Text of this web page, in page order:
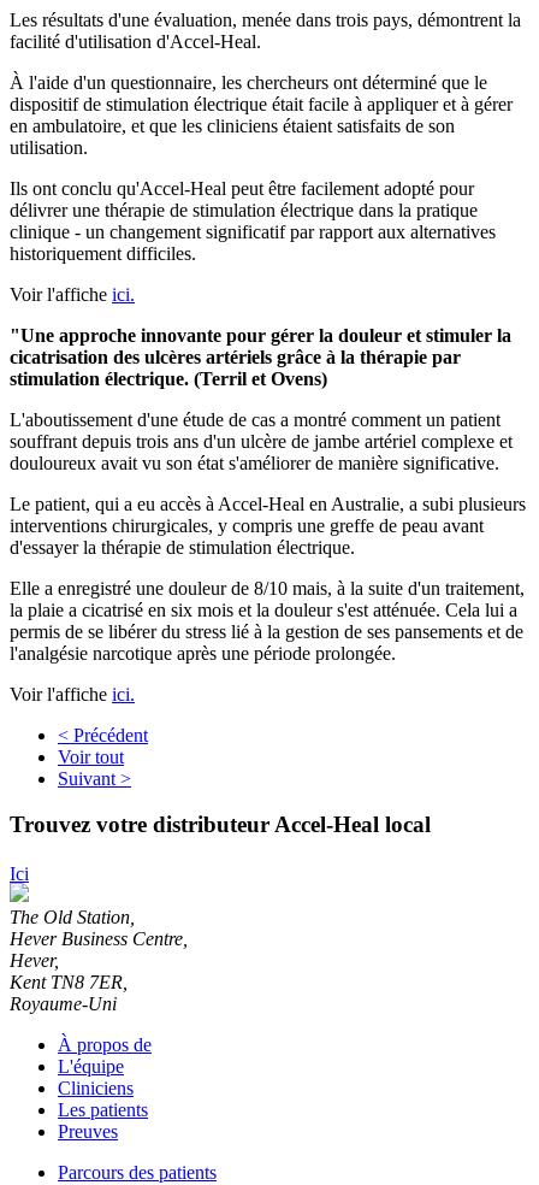
Les résultats d'une évaluation, menée dans trois pays, démontrent la
facilité d'utilisation d'Accel-Heal.
À l'aide d'un questionnaire, les chercheurs ont déterminé que le
dispositif de stimulation électrique était facile à appliquer et à gérer
en ambulatoire, et que les cliniciens étaient satisfaits de son
utilisation.
Ils ont conclu qu'Accel-Heal peut être facilement adopté pour
délivrer une thérapie de stimulation électrique dans la pratique
clinique - un changement significatif par rapport aux alternatives
historiquement difficiles.
Voir l'affiche ici.
"Une approche innovante pour gérer la douleur et stimuler la
cicatrisation des ulcères artériels grâce à la thérapie par
stimulation électrique. (Terril et Ovens)
L'aboutissement d'une étude de cas a montré comment un patient
souffrant depuis trois ans d'un ulcère de jambe artériel complexe et
douloureux avait vu son état s'améliorer de manière significative.
Le patient, qui a eu accès à Accel-Heal en Australie, a subi plusieurs
interventions chirurgicales, y compris une greffe de peau avant
d'essayer la thérapie de stimulation électrique.
Elle a enregistré une douleur de 8/10 mais, à la suite d'un traitement,
la plaie a cicatrisé en six mois et la douleur s'est atténuée. Cela lui a
permis de se libérer du stress lié à la gestion de ses pansements et de
l'analgésie narcotique après une période prolongée.
Voir l'affiche ici.
< Précédent
Voir tout
Suivant >
Trouvez votre distributeur Accel-Heal local
Ici
The Old Station,
Hever Business Centre,
Hever,
Kent TN8 7ER,
Royaume-Uni
À propos de
L'équipe
Cliniciens
Les patients
Preuves
Parcours des patients